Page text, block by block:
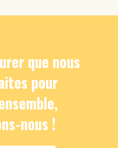
que nous
pour
nous !